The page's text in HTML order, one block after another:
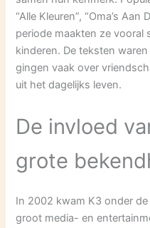
“Alle Kleuren”, “Oma’s Aan
periode maakten ze vooral
kinderen. De teksten
gingen vaak over
uit het dagelijks leven.
De invloed
grote
In 2002 kwam K3 onder
groot media- en